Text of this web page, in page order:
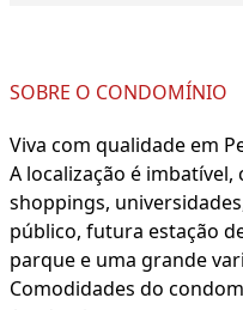
SOBRE O CONDOMÍNIO
Viva com qualidade em
A localização é imbatível,
shoppings,
público, futura estação
parque e uma grande
Comodidades do